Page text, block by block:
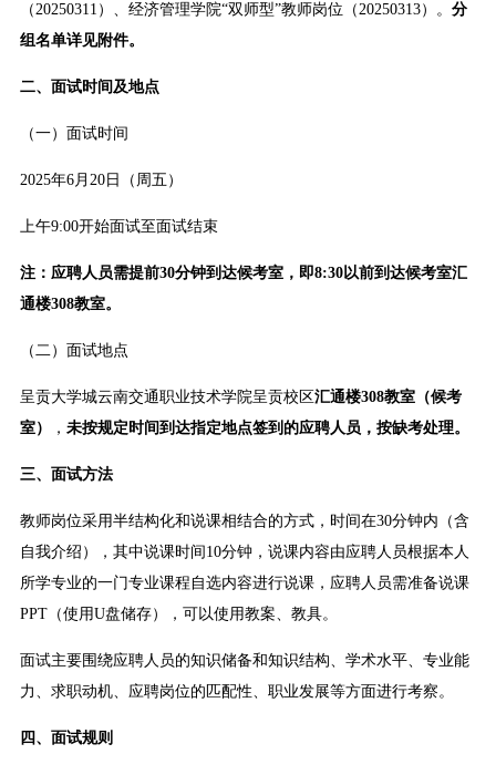
（20250311）、经济管理学院“双师型”教师岗位（20250313）。 分
组名单详见附件。
二、面试时间及地点
（一）面试时间
2025年6月20日（周五）
上午9:00开始面试至面试结束
注：应聘人员需提前30分钟到达候考室， 即8:30以前到达候考室汇
通楼308教室。
（二）面试地点
呈贡大学城云南交通职业技术学院呈贡校区汇通楼308教室（候考
室）
， 未按规定时间到达指定地点签到的应聘人员 ，按缺考处理。
三、面试方法
教师岗位采用半结构化和说课相结合的方式，时间在30分钟内（含
自我介绍），其中说课时间10分钟，说课内容由应聘人员根据本人
所学专业的一门专业课程自选内容进行说课，应聘人员需准备说课
PPT（使用U盘储存），可以使用教案、教具。
面试主要围绕应聘人员的知识储备和知识结构、学术水平、专业能
力、求职动机、应聘岗位的匹配性、职业发展等方面进行考察。
四、面试规则